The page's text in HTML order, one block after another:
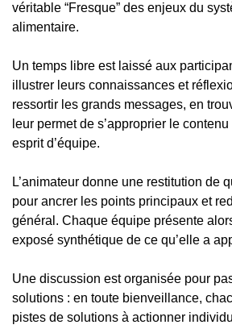
véritable “Fresque” des enjeux du
alimentaire.
Un temps libre est laissé aux
illustrer leurs connaissances et
ressortir les grands messages, en
leur permet de s’approprier le
esprit d’équipe.
L’animateur donne une restitution de
pour ancrer les points principaux et
général. Chaque équipe présente
exposé synthétique de ce qu’elle a
Une discussion est organisée pour
solutions : en toute bienveillance,
pistes de solutions à actionner